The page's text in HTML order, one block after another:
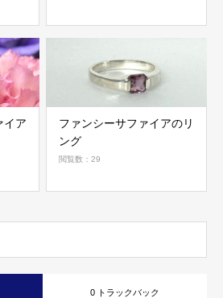
イア
ファンシーサファイアのリ
ング
閲覧数：29
0 トラックバック